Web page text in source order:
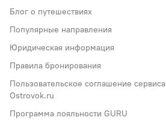
Блог о путешествиях
Популярные направления
Юридическая информация
Правила бронирования
Пользовательское соглашение сервиса
Ostrovok.ru
Программа лояльности GURU